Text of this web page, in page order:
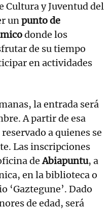
Cultura y Juventud del
unpunto de
donde los
de su tiempo
en actividades
la entrada será
A partir de esa
a quienes se
Las inscripciones
deAbiapuntu, a
en la biblioteca o
‘Gaztegune’. Dado
de edad, será